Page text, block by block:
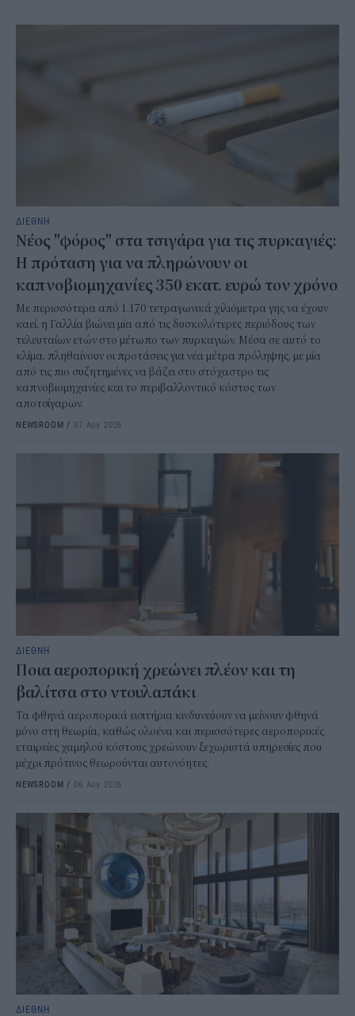
ΔΙΕΘΝΗ
Νέος "φόρος" στα τσιγάρα για τις πυρκαγιές:
Η πρόταση για να πληρώνουν οι
καπνοβιομηχανίες 350 εκατ. ευρώ τον χρόνο
Με περισσότερα από 1.170 τετραγωνικά χιλιόμετρα γης να έχουν
καεί, η Γαλλία βιώνει μία από τις δυσκολότερες περιόδους των
τελευταίων ετών στο μέτωπο των πυρκαγιών. Μέσα σε αυτό το
κλίμα, πληθαίνουν οι προτάσεις για νέα μέτρα πρόληψης, με μία
από τις πιο συζητημένες να βάζει στο στόχαστρο τις
καπνοβιομηχανίες και το περιβαλλοντικό κόστος των
αποτσίγαρων.
NEWSROOM / 07 Αυγ 2026
ΔΙΕΘΝΗ
Ποια αεροπορική χρεώνει πλέον και τη
βαλίτσα στο ντουλαπάκι
Τα φθηνά αεροπορικά εισιτήρια κινδυνεύουν να μείνουν φθηνά
μόνο στη θεωρία, καθώς ολοένα και περισσότερες αεροπορικές
εταιρείες χαμηλού κόστους χρεώνουν ξεχωριστά υπηρεσίες που
μέχρι πρότινος θεωρούνται αυτονόητες.
NEWSROOM / 06 Αυγ 2026
ΔΙΕΘΝΗ